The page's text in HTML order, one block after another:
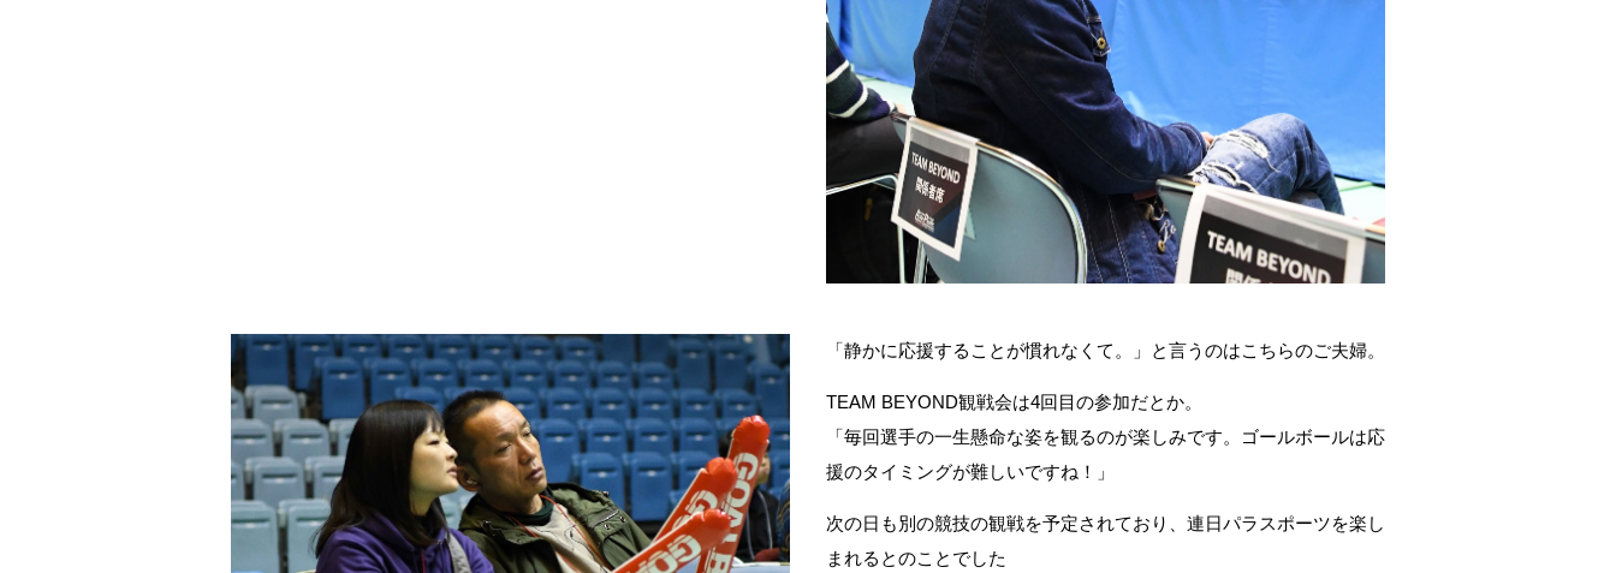
「静かに応援することが慣れなくて。」と言うのはこちらのご夫婦。
TEAM BEYOND観戦会は4回目の参加だとか。
「毎回選手の一生懸命な姿を観るのが楽しみです。ゴールボールは応
援のタイミングが難しいですね！」
次の日も別の競技の観戦を予定されており、連日パラスポーツを楽し
まれるとのことでした